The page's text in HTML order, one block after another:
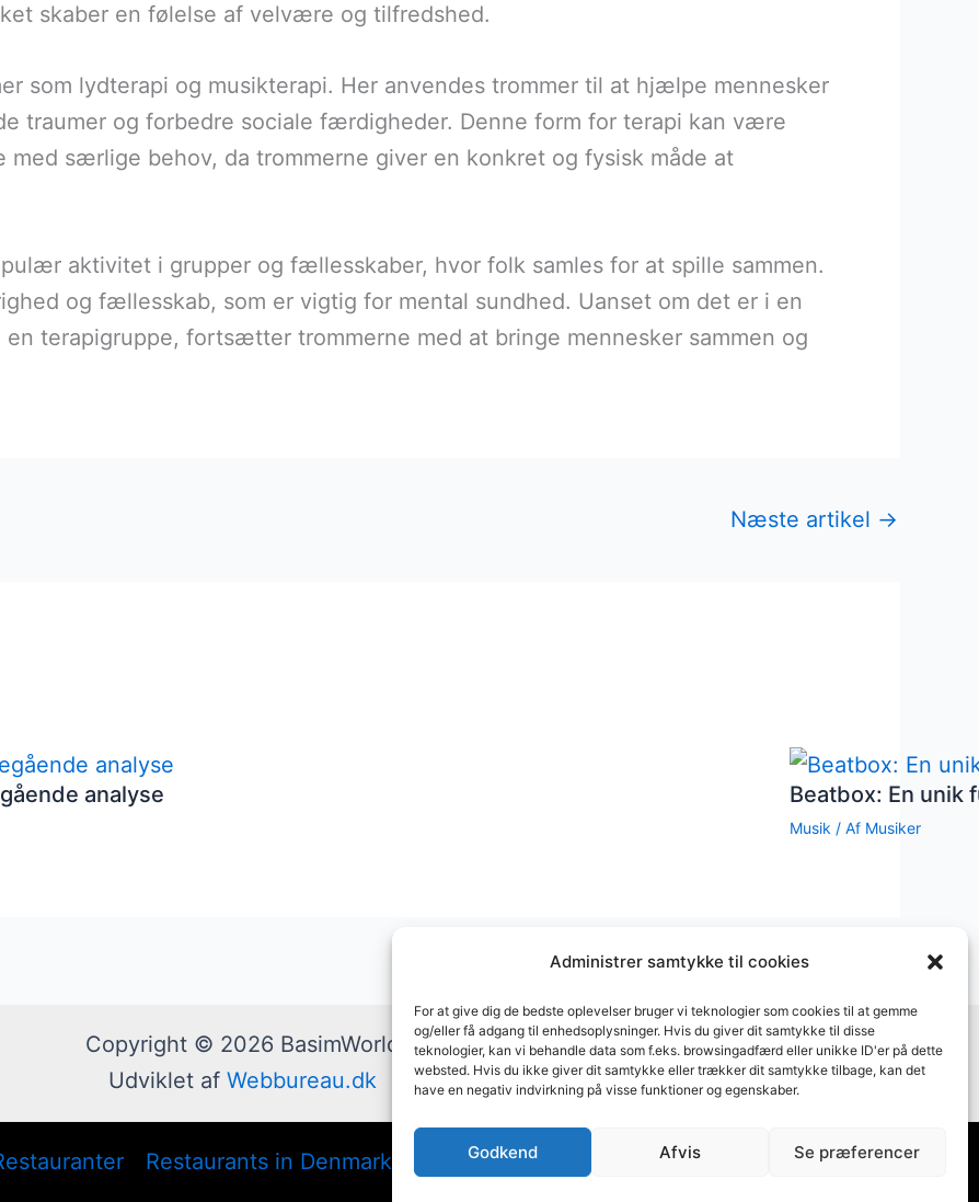
Administrer samtykke til cookies
For at give dig de bedste oplevelser bruger vi teknologier som cookies til at gemme
og/eller få adgang til enhedsoplysninger. Hvis du giver dit samtykke til disse
teknologier, kan vi behandle data som f.eks. browsingadfærd eller unikke ID'er på dette
websted. Hvis du ikke giver dit samtykke eller trækker dit samtykke tilbage, kan det
have en negativ indvirkning på visse funktioner og egenskaber.
Godkend Afvis Se præferencer
skaber en følelse af velvære og tilfredshed.
som lydterapi og musikterapi. Her anvendes trommer til at hjælpe mennesker
traumer og forbedre sociale færdigheder. Denne form for terapi kan være
særlige behov, da trommerne giver en konkret og fysisk måde at
aktivitet i grupper og fællesskaber, hvor folk samles for at spille sammen.
og fællesskab, som er vigtig for mental sundhed. Uanset om det er i en
terapigruppe, fortsætter trommerne med at bringe mennesker sammen og
Næste artikel →
analyse Beatbox: En unik
Musik / Af Musiker
Copyright © 2026 BasimWorld
Udviklet afWebbureau.dk
Bygget medWordPress
Restaurants in Denmark Tømrer Supervision